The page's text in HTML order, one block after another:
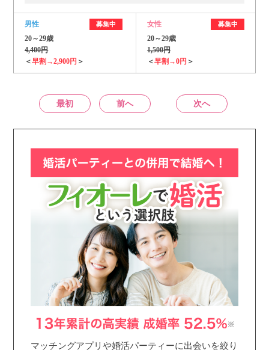
男性 募集中
20～29歳
4,400円
＜早割→2,900円 ＞
女性 募集中
20～29歳
1,500円
＜早割→0円 ＞
最初 前へ 次へ
マッチングアプリや婚活パーティーに出会いを絞り